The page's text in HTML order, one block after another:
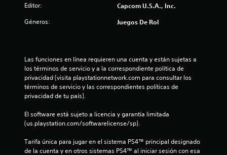
Editor: Capcom U.S.A., Inc.
Géneros: Juegos De Rol
Las funciones en línea requieren una cuenta y están sujetas a
los términos de servicio y a la correspondiente política de
privacidad (visita playstationnetwork.com para consultar los
términos de servicio y las correspondientes políticas de
privacidad de tu país).
El software está sujeto a licencia y garantía limitada
(us.playstation.com/softwarelicense/sp).
Tarifa única para jugar en el sistema PS4™ principal designado
de la cuenta y en otros sistemas PS4™ al iniciar sesión con esa